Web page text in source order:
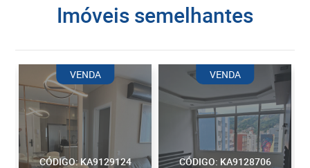
imóveis semelhantes
CÓDIGO: KA9129124
VENDA
CÓDIGO: KA9128706
VENDA